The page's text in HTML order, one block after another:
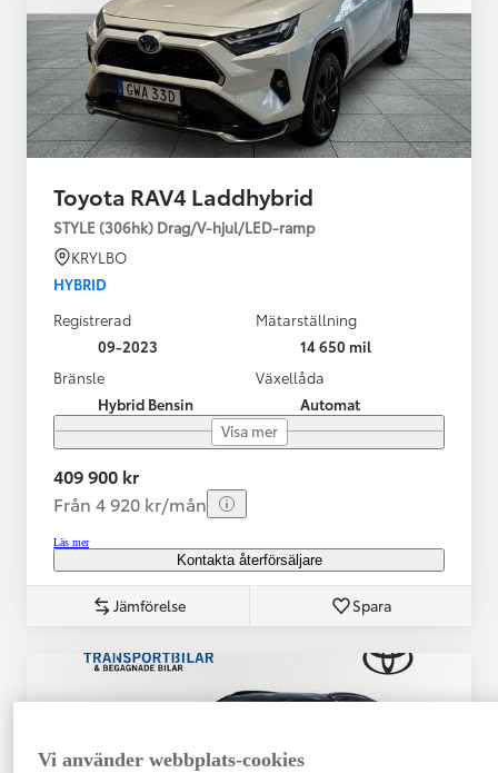
Toyota RAV4 Laddhybrid
STYLE (306hk) Drag/V-hjul/LED-ramp
KRYLBO
HYBRID
Registrerad
09-2023
Mätarställning
14 650 mil
Bränsle
Hybrid Bensin
Växellåda
Automat
Visa mer
409 900 kr
Från 4 920 kr/mån
Läs mer
Kontakta återförsäljare
Jämförelse Spara
Vi använder webbplats-cookies